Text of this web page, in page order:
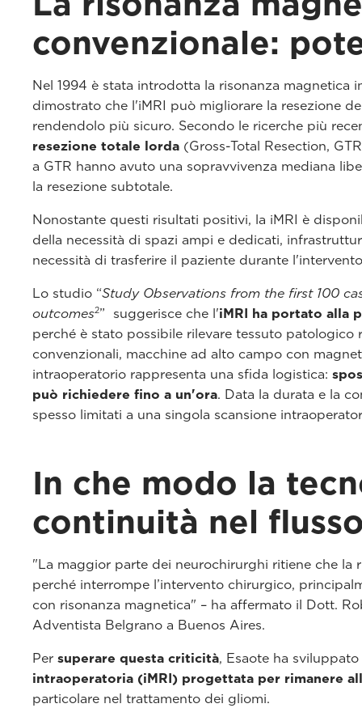
convenzionale:
Nel 1994 è stata introdotta la risonanza
dimostrato che l'iMRI può migliorare la resezione
rendendolo più sicuro. Secondo le ricerche più
resezione totale lorda (Gross-Total Resection,
a GTR hanno avuto una sopravvivenza mediana
la resezione subtotale.
Nonostante questi risultati positivi, la iMRI è
della necessità di spazi ampi e dedicati,
necessità di trasferire il paziente durante
Lo studio “Study Observations from the first 100
outcomes2” suggerisce che l'iMRI ha portato alla
perché è stato possibile rilevare tessuto
convenzionali, macchine ad alto campo con
intraoperatorio rappresenta una sfida logistica:
può richiedere fino a un'ora. Data la durata e la
spesso limitati a una singola scansione
In che modo la
continuità nel
"La maggior parte dei neurochirurghi ritiene che la
perché interrompe l’intervento chirurgico,
con risonanza magnetica" – ha affermato il Dott.
Adventista Belgrano a Buenos Aires.
Per superare questa criticità, Esaote ha sviluppato
intraoperatoria (iMRI) progettata per rimanere
particolare nel trattamento dei gliomi.